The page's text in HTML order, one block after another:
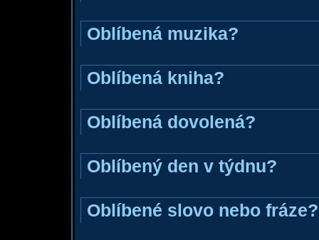
Oblíbená muzika?
Oblíbená kniha?
Oblíbená dovolená?
Oblíbený den v týdnu?
Oblíbené slovo nebo fráze?